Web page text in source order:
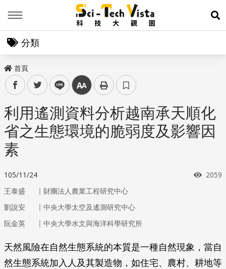
展
分類
首頁
facebooktwitter line 中
利用遙測資料分析越南承天順化
省之生態環境的脆弱度及影響因
素
105/11/24 瀏覽
2059
王泰盛 ｜ 財團法人農業工程研究中心
劉說安
｜ 中央大學太空及遙測研究中心
阮金英
｜ 中央大學水文與海洋科學研究所
天然風險在自然生態系統的本質是一種自然現象，當自
然生態系統加入人及其製造物，如住宅、農村、耕地等